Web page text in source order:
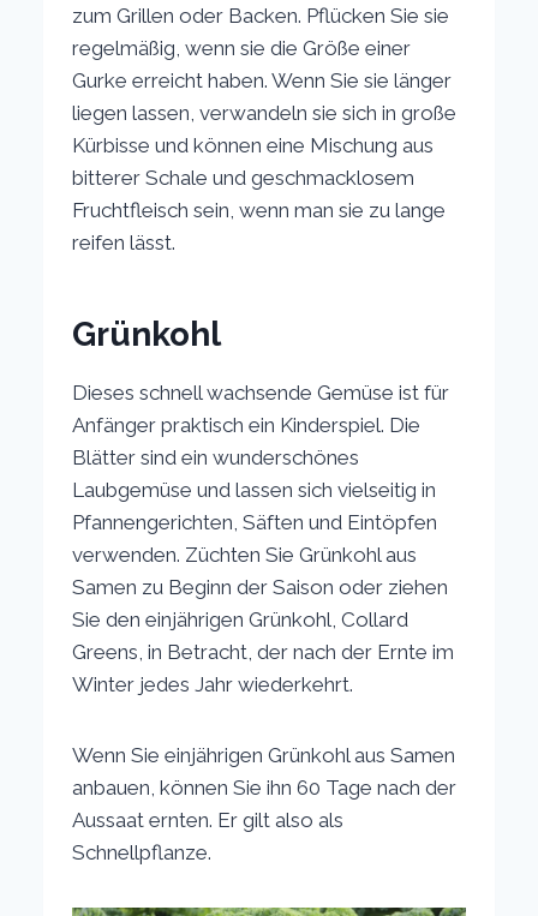
zum Grillen oder Backen. Pflücken Sie sie
regelmäßig, wenn sie die Größe einer
Gurke erreicht haben. Wenn Sie sie länger
liegen lassen, verwandeln sie sich in große
Kürbisse und können eine Mischung aus
bitterer Schale und geschmacklosem
Fruchtfleisch sein, wenn man sie zu lange
reifen lässt.
Grünkohl
Dieses schnell wachsende Gemüse ist für
Anfänger praktisch ein Kinderspiel. Die
Blätter sind ein wunderschönes
Laubgemüse und lassen sich vielseitig in
Pfannengerichten, Säften und Eintöpfen
verwenden. Züchten Sie Grünkohl aus
Samen zu Beginn der Saison oder ziehen
Sie den einjährigen Grünkohl, Collard
Greens, in Betracht, der nach der Ernte im
Winter jedes Jahr wiederkehrt.
Wenn Sie einjährigen Grünkohl aus Samen
anbauen, können Sie ihn 60 Tage nach der
Aussaat ernten. Er gilt also als
Schnellpflanze.